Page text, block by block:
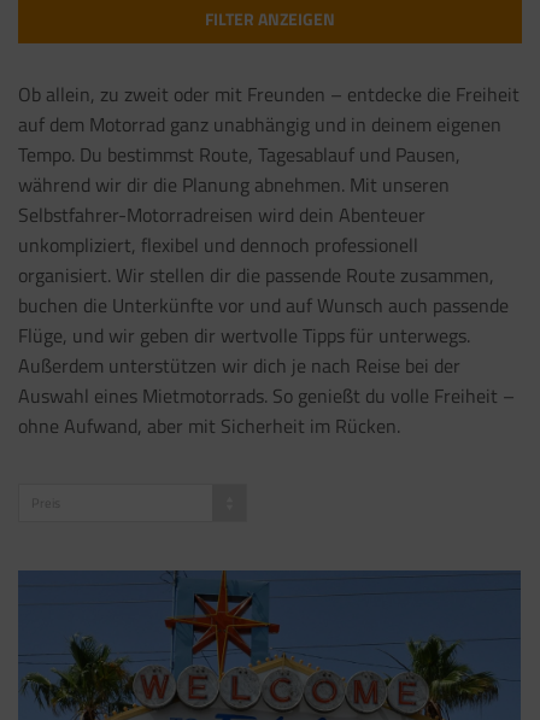
FILTER ANZEIGEN
Ob allein, zu zweit oder mit Freunden – entdecke die Freiheit
auf dem Motorrad ganz unabhängig und in deinem eigenen
Tempo. Du bestimmst Route, Tagesablauf und Pausen,
während wir dir die Planung abnehmen. Mit unseren
Selbstfahrer-Motorradreisen wird dein Abenteuer
unkompliziert, flexibel und dennoch professionell
organisiert. Wir stellen dir die passende Route zusammen,
buchen die Unterkünfte vor und auf Wunsch auch passende
Flüge, und wir geben dir wertvolle Tipps für unterwegs.
Außerdem unterstützen wir dich je nach Reise bei der
Auswahl eines Mietmotorrads. So genießt du volle Freiheit –
ohne Aufwand, aber mit Sicherheit im Rücken.